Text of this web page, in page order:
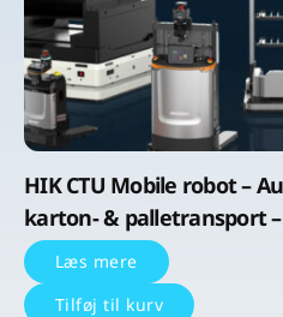
HIK CTU Mobile robot –
karton- & palletransport –
Læs mere
Tilføj til kurv